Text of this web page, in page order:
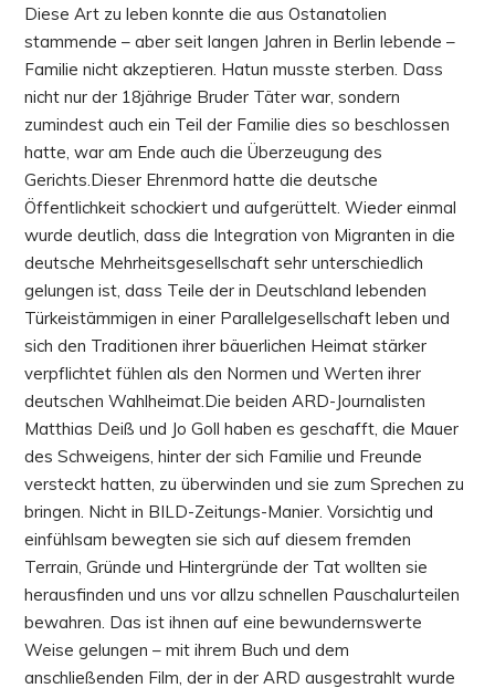
Diese Art zu leben konnte die aus Ostanatolien
stammende – aber seit langen Jahren in Berlin lebende –
Familie nicht akzeptieren. Hatun musste sterben. Dass
nicht nur der 18jährige Bruder Täter war, sondern
zumindest auch ein Teil der Familie dies so beschlossen
hatte, war am Ende auch die Überzeugung des
Gerichts.Dieser Ehrenmord hatte die deutsche
Öffentlichkeit schockiert und aufgerüttelt. Wieder einmal
wurde deutlich, dass die Integration von Migranten in die
deutsche Mehrheitsgesellschaft sehr unterschiedlich
gelungen ist, dass Teile der in Deutschland lebenden
Türkeistämmigen in einer Parallelgesellschaft leben und
sich den Traditionen ihrer bäuerlichen Heimat stärker
verpflichtet fühlen als den Normen und Werten ihrer
deutschen Wahlheimat.Die beiden ARD-Journalisten
Matthias Deiß und Jo Goll haben es geschafft, die Mauer
des Schweigens, hinter der sich Familie und Freunde
versteckt hatten, zu überwinden und sie zum Sprechen zu
bringen. Nicht in BILD-Zeitungs-Manier. Vorsichtig und
einfühlsam bewegten sie sich auf diesem fremden
Terrain, Gründe und Hintergründe der Tat wollten sie
herausfinden und uns vor allzu schnellen Pauschalurteilen
bewahren. Das ist ihnen auf eine bewundernswerte
Weise gelungen – mit ihrem Buch und dem
anschließenden Film, der in der ARD ausgestrahlt wurde